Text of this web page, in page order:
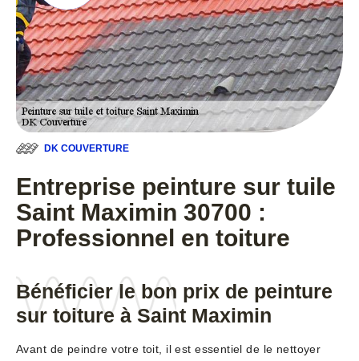
DK COUVERTURE
Entreprise peinture sur tuile
Saint Maximin 30700 :
Professionnel en toiture
Bénéficier le bon prix de peinture
sur toiture à Saint Maximin
Avant de peindre votre toit, il est essentiel de le nettoyer